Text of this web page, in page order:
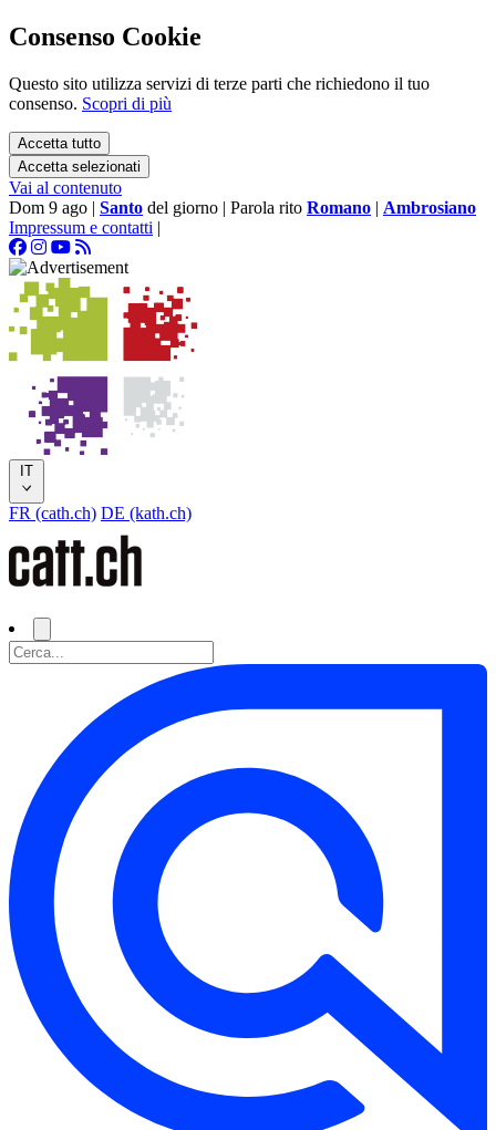
Consenso Cookie
Questo sito utilizza servizi di terze parti che richiedono il tuo
consenso. Scopri di più
Accetta tutto
Accetta selezionati
Vai al contenuto
Dom 9 ago | Santo del giorno | Parola rito Romano | Ambrosiano
Impressum e contatti |
IT
FR (cath.ch) DE (kath.ch)